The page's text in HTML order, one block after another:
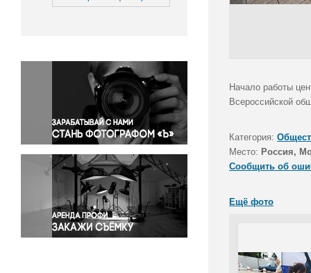
Окружающая среда
Политика
Правосудие
Происшествия и конфликты
Религия
Светская жизнь
Спорт
Экология
Экономика и бизнес
Начало работы
Всероссийской
Категория:
Место: Россия,
Сообщить об
Ещё фото